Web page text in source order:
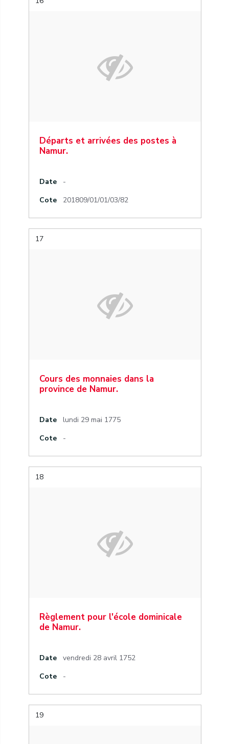
Départs et arrivées des postes à
Namur.
Date
-
Cote
201809/01/01/03/82
17
Cours des monnaies dans la
province de Namur.
Date
lundi 29 mai 1775
Cote
-
18
Règlement pour l'école dominicale
de Namur.
Date
vendredi 28 avril 1752
Cote
-
19